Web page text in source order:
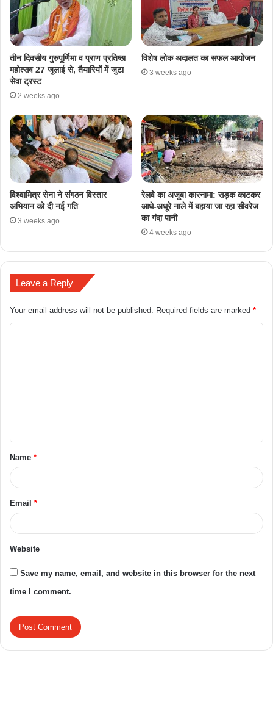
तीन दिवसीय गुरुपूर्णिमा व प्राण प्रतिष्ठा
महोत्सव 27 जुलाई से, तैयारियों में जुटा
सेवा ट्रस्ट
2 weeks ago
विशेष लोक अदालत का सफल आयोजन
3 weeks ago
​विश्वामित्र सेना ने संगठन विस्तार
अभियान को दी नई गति
3 weeks ago
रेलवे का अजूबा कारनामा: सड़क काटकर
आधे-अधूरे नाले में बहाया जा रहा सीवरेज
का गंदा पानी
4 weeks ago
Leave a Reply
Your email address will not be published. Required fields are marked *
Name *
Email *
Website
Save my name, email, and website in this browser for the next
time I comment.